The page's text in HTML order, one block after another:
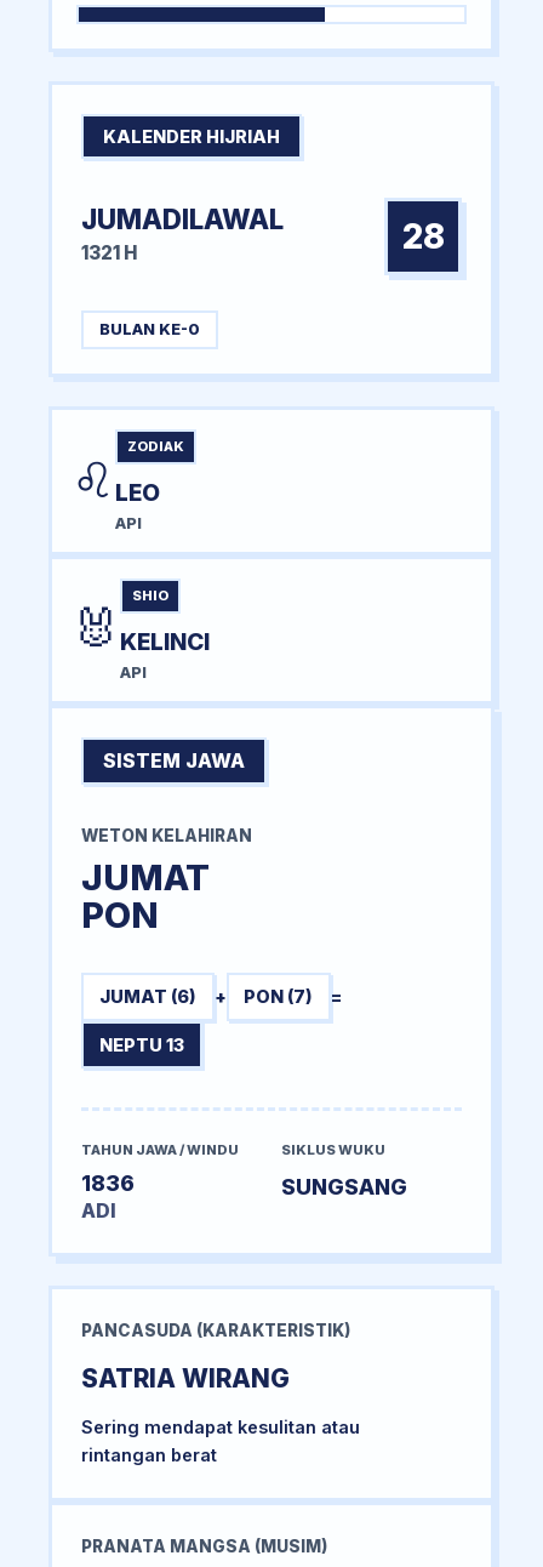
KALENDER HIJRIAH
JUMADILAWAL
1321 H 28
BULAN KE-0
♌
ZODIAK
LEO
API
🐰
SHIO
KELINCI
API
SISTEM JAWA
WETON KELAHIRAN
JUMAT
PON
JUMAT (6) + PON (7) =
NEPTU 13
TAHUN JAWA / WINDU
1836
ADI
SIKLUS WUKU
SUNGSANG
PANCASUDA (KARAKTERISTIK)
SATRIA WIRANG
Sering mendapat kesulitan atau
rintangan berat
PRANATA MANGSA (MUSIM)